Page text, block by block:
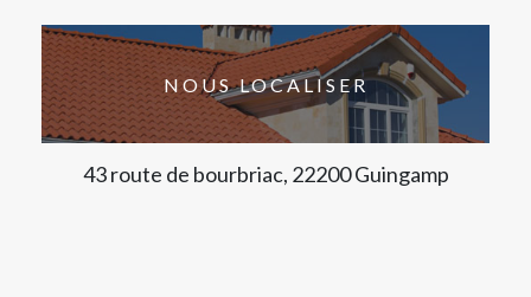
NOUS LOCALISER
43 route de bourbriac, 22200 Guingamp